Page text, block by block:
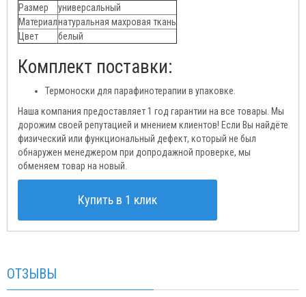
Размер
универсальный
Материалнатуральная махровая ткань
Цвет
белый
Комплект поставки:
Термоноски для парафинотерапии в упаковке.
Наша компания предоставляет 1 год гарантии на все товары. Мы
дорожим своей репутацией и мнением клиентов! Если Вы найдёте
физический или функциональный дефект, который не был
обнаружен менеджером при допродажной проверке, мы
обменяем товар на новый.
Купить в 1 клик
ОТЗЫВЫ